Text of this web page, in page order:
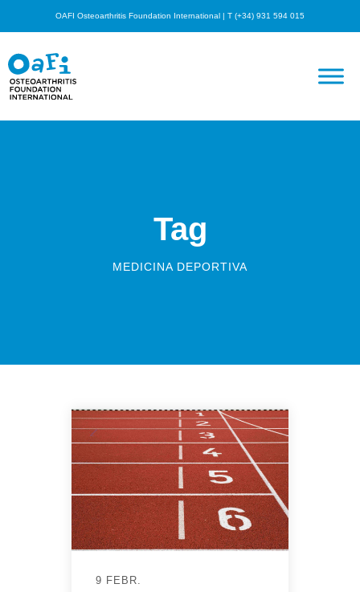
OAFI Osteoarthritis Foundation International | T (+34) 931 594 015
Tag
MEDICINA DEPORTIVA
9 FEBR.